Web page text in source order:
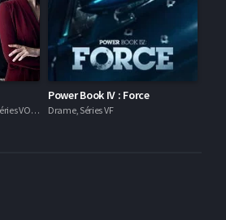
Drame, Romance, Thriller, Séries VOSTFR
Power Book IV : Force
Drame, Séries VF